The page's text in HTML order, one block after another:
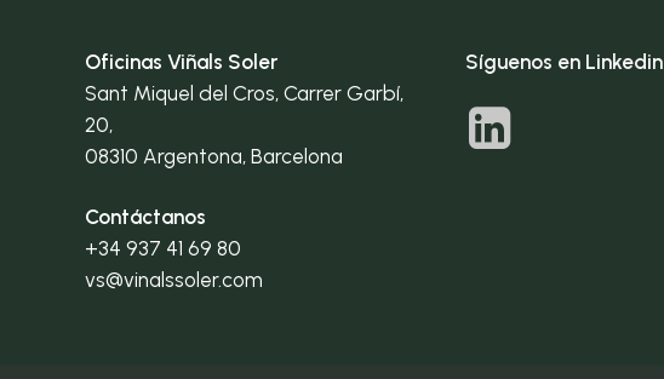
Oficinas Viñals Soler
Sant Miquel del Cros, Carrer Garbí,
20,
08310 Argentona, Barcelona
Contáctanos
+34 937 41 69 80
vs@vinalssoler.com
Síguenos en Linkedin